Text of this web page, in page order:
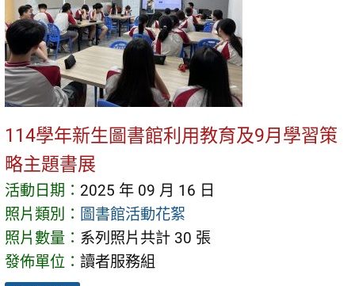
114學年新生圖書館利用教育及9月學習策
略主題書展
活動日期： 2025 年 09 月 16 日
照片類別： 圖書館活動花絮
照片數量： 系列照片共計 30 張
發佈單位： 讀者服務組